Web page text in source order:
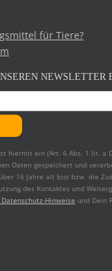
für Tiere?
NEWSLETTER
hiermit ein (Art. 6 Abs. 1 lit. a
Daten gespeichert und
16 Jahre alt bist bzw. die
des Kontaktes und
Hinweise und Dein